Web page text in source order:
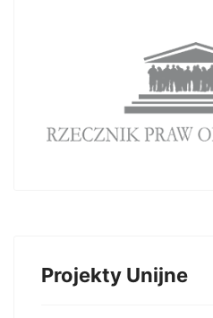
Projekty Unijne